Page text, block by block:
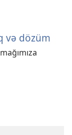
və dözüm